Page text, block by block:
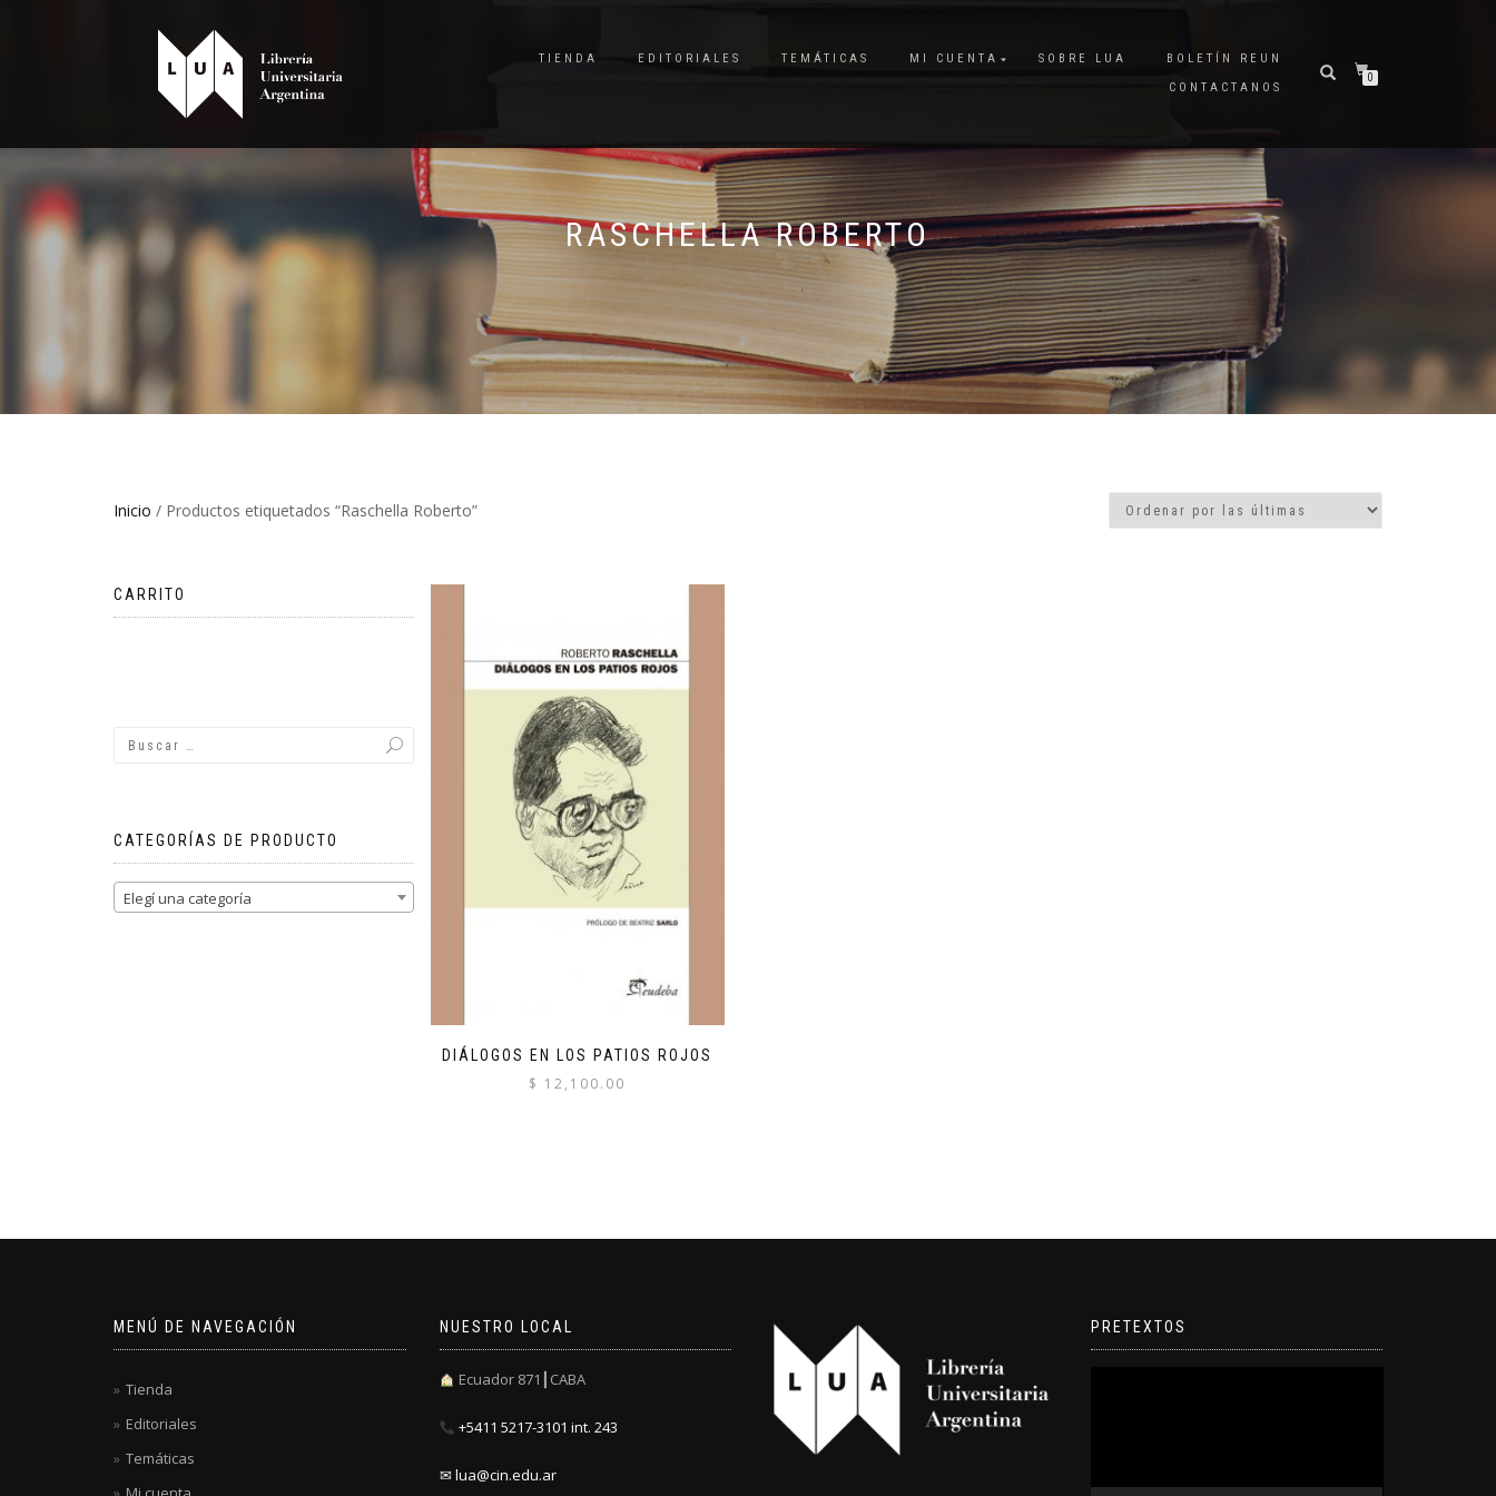
TIENDA EDITORIALES TEMÁTICAS MI CUENTA SOBRE LUA
BOLETÍN REUN
CONTACTANOS
0
RASCHELLA ROBERTO
Inicio / Productos etiquetados “Raschella Roberto”
DIÁLOGOS EN LOS PATIOS ROJOS
$ 12,100.00
CARRITO
CATEGORÍAS DE PRODUCTO
Elegí una categoría
MENÚ DE NAVEGACIÓN
Tienda
Editoriales
Temáticas
NUESTRO LOCAL
Ecuador 871┃CABA
+5411 5217-3101 int. 243
✉ lua@cin.edu.ar
PRETEXTOS